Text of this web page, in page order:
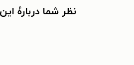
نظر شما دربارهٔ